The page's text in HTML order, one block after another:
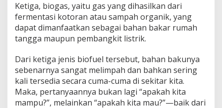
Ketiga, biogas, yaitu gas yang dihasilkan dari
fermentasi kotoran atau sampah organik, yang
dapat dimanfaatkan sebagai bahan bakar rumah
tangga maupun pembangkit listrik.
Dari ketiga jenis biofuel tersebut, bahan bakunya
sebenarnya sangat melimpah dan bahkan sering
kali tersedia secara cuma-cuma di sekitar kita.
Maka, pertanyaannya bukan lagi “apakah kita
mampu?”, melainkan “apakah kita mau?”—baik dari